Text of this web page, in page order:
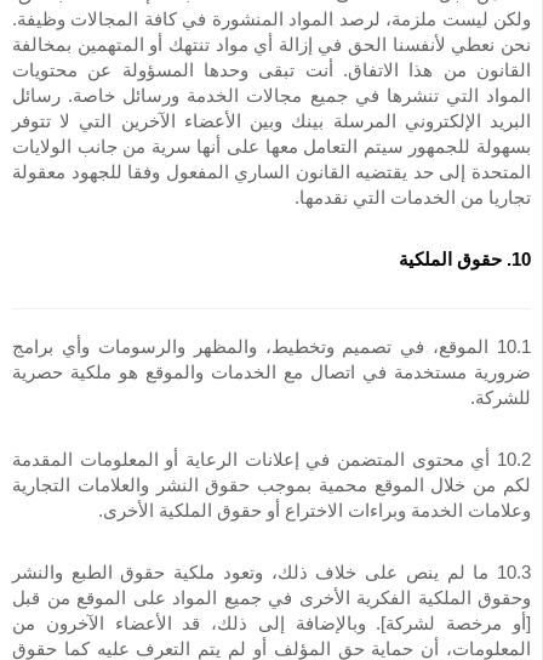
ولكن ليست ملزمة، لرصد المواد المنشورة في كافة المجالات وظيفة.
نحن نعطي لأنفسنا الحق في إزالة أي مواد تنتهك أو المتهمين بمخالفة
القانون من هذا الاتفاق. أنت تبقى وحدها المسؤولة عن محتويات
المواد التي تنشرها في جميع مجالات الخدمة ورسائل خاصة. رسائل
البريد الإلكتروني المرسلة بينك وبين الأعضاء الآخرين التي لا تتوفر
بسهولة للجمهور سيتم التعامل معها على أنها سرية من جانب الولايات
المتحدة إلى حد يقتضيه القانون الساري المفعول وفقا للجهود معقولة
تجاريا من الخدمات التي نقدمها.
10. حقوق الملكية
10.1 الموقع، في تصميم وتخطيط، والمظهر والرسومات وأي برامج
ضرورية مستخدمة في اتصال مع الخدمات والموقع هو ملكية حصرية
للشركة.
10.2 أي محتوى المتضمن في إعلانات الرعاية أو المعلومات المقدمة
لكم من خلال الموقع محمية بموجب حقوق النشر والعلامات التجارية
وعلامات الخدمة وبراءات الاختراع أو حقوق الملكية الأخرى.
10.3 ما لم ينص على خلاف ذلك، وتعود ملكية حقوق الطبع والنشر
وحقوق الملكية الفكرية الأخرى في جميع المواد على الموقع من قبل
[أو مرخصة لشركة]. وبالإضافة إلى ذلك، قد الأعضاء الآخرون من
المعلومات، أن حماية حق المؤلف أو لم يتم التعرف عليه كما حقوق